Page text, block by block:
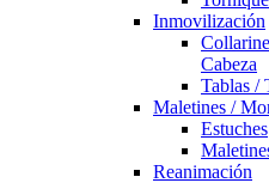
Inmovilización
Cabeza
Tablas /
Maletines /
Estuches
Reanimación